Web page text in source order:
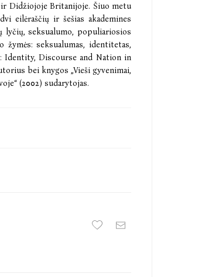
ir Didžiojoje Britanijoje. Šiuo metu
eilėraščių ir šešias akademines
lyčių, seksualumo, populiariosios
seksualumas, identitetas,
Identity, Discourse and Nation in
bei knygos „Vieši gyvenimai,
(2002) sudarytojas.